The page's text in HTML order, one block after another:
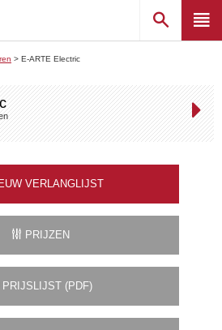
> E-ARTE Electric
VERLANGLIJST
PRIJZEN
(PDF)